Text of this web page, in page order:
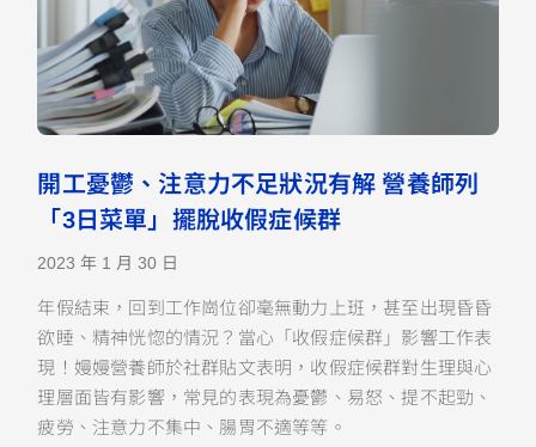
開工憂鬱、注意力不足狀況有解 營養師列
「3日菜單」擺脫收假症候群
2023 年 1 月 30 日
年假結束，回到工作崗位卻毫無動力上班，甚至出現昏昏
欲睡、精神恍惚的情況？當心「收假症候群」影響工作表
現！嫚嫚營養師於社群貼文表明，收假症候群對生理與心
理層面皆有影響，常見的表現為憂鬱、易怒、提不起勁、
疲勞、注意力不集中、腸胃不適等等。